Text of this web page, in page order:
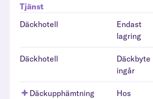
Tjänst
Däckhotell
Endast
lagring
Däckhotell
Däckbyte
ingår
Däckupphämtning
Hos